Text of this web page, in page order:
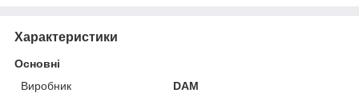
Характеристики
Основні
Виробник
DAM